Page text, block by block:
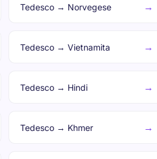
Tedesco → Norvegese →
Tedesco → Vietnamita →
Tedesco → Hindi →
Tedesco → Khmer →